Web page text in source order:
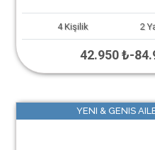
4 Kişilik 2
42.950 ₺-
YENI & GENIS